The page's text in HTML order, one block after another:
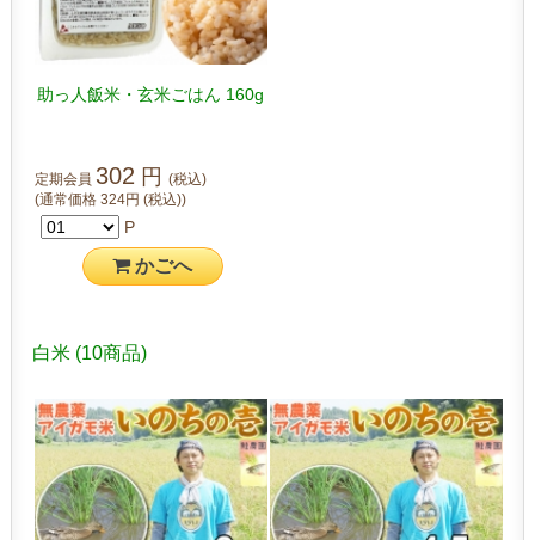
助っ人飯米・玄米ごはん 160g
定期会員 302 円(税込)
(通常価格324円(税込))
P
かごへ
白米 (10商品)